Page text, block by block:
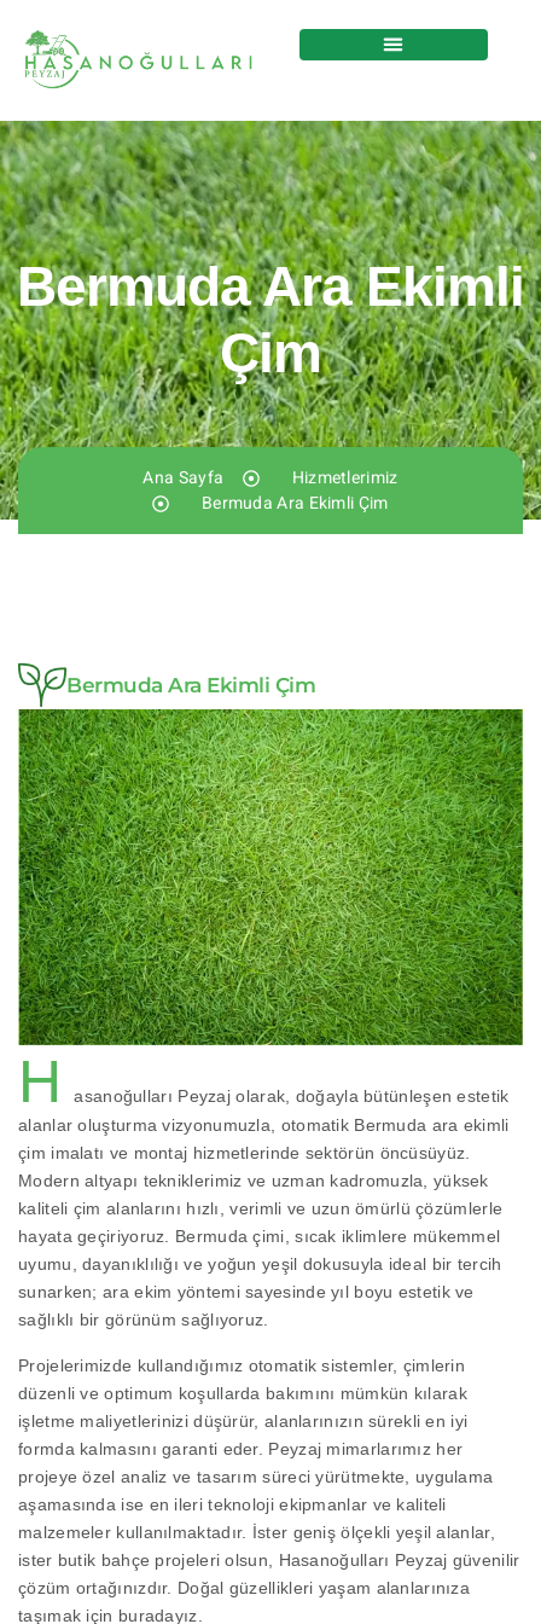
Bermuda Ara Ekimli
Çim
Ana Sayfa
Hizmetlerimiz
Bermuda Ara Ekimli Çim
Bermuda Ara Ekimli Çim
H
asanoğulları Peyzaj olarak, doğayla bütünleşen estetik
alanlar oluşturma vizyonumuzla, otomatik Bermuda ara ekimli
çim imalatı ve montaj hizmetlerinde sektörün öncüsüyüz.
Modern altyapı tekniklerimiz ve uzman kadromuzla, yüksek
kaliteli çim alanlarını hızlı, verimli ve uzun ömürlü çözümlerle
hayata geçiriyoruz. Bermuda çimi, sıcak iklimlere mükemmel
uyumu, dayanıklılığı ve yoğun yeşil dokusuyla ideal bir tercih
sunarken; ara ekim yöntemi sayesinde yıl boyu estetik ve
sağlıklı bir görünüm sağlıyoruz.
Projelerimizde kullandığımız otomatik sistemler, çimlerin
düzenli ve optimum koşullarda bakımını mümkün kılarak
işletme maliyetlerinizi düşürür, alanlarınızın sürekli en iyi
formda kalmasını garanti eder. Peyzaj mimarlarımız her
projeye özel analiz ve tasarım süreci yürütmekte, uygulama
aşamasında ise en ileri teknoloji ekipmanlar ve kaliteli
malzemeler kullanılmaktadır. İster geniş ölçekli yeşil alanlar,
ister butik bahçe projeleri olsun, Hasanoğulları Peyzaj güvenilir
çözüm ortağınızdır. Doğal güzellikleri yaşam alanlarınıza
taşımak için buradayız.